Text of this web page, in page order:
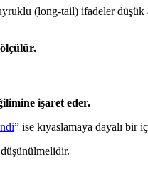
(long-tail) ifadeler
işaret eder.
” ise kıyaslamaya dayalı bir